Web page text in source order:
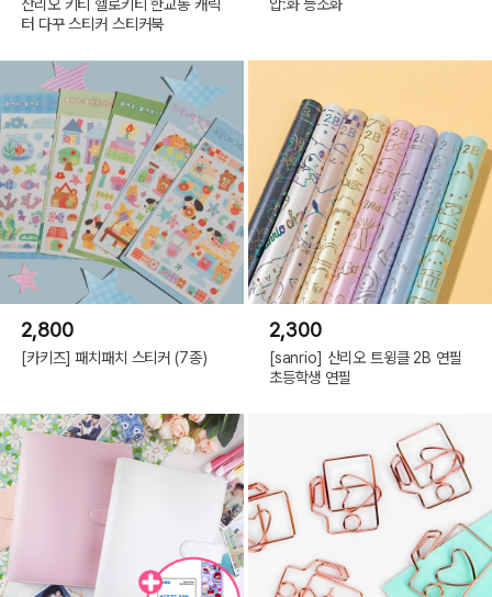
산리오 키티 헬로키티 한교동 캐릭
터 다꾸 스티커 스티커북
압:화 능소화
2,800
[카키즈] 패치패치 스티커 (7종)
2,300
[sanrio] 산리오 트윙클 2B 연필
초등학생 연필